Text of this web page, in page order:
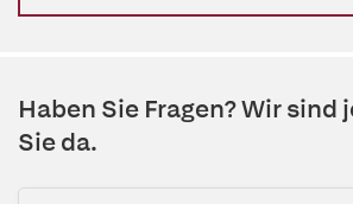
Haben Sie Fragen? Wir sind
Sie da.